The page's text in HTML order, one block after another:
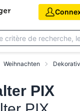
Weihnachten
PIX